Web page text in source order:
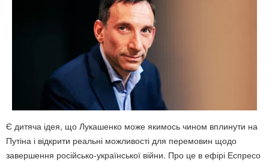
Є дитяча ідея, що Лукашенко може якимось чином вплинути на
Путіна і відкрити реальні можливості для перемовин щодо
завершення російсько-української війни. Про це в ефірі Еспресо